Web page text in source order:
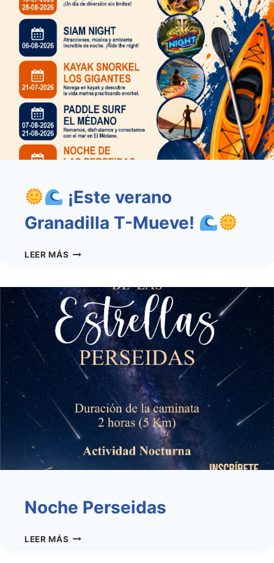
EL
JUVENIL
SALUDABLE
PARTICIPATIVO
CON
EL
PROGRAMA
‘GRANADILLA
T-
MUEVE’
¡Este verano
Granadilla T-Mueve!
LEER MÁS
VERANO
GRANADILLA
T-
MUEVE!
Noche Perseidas
LEER MÁS NOCHE